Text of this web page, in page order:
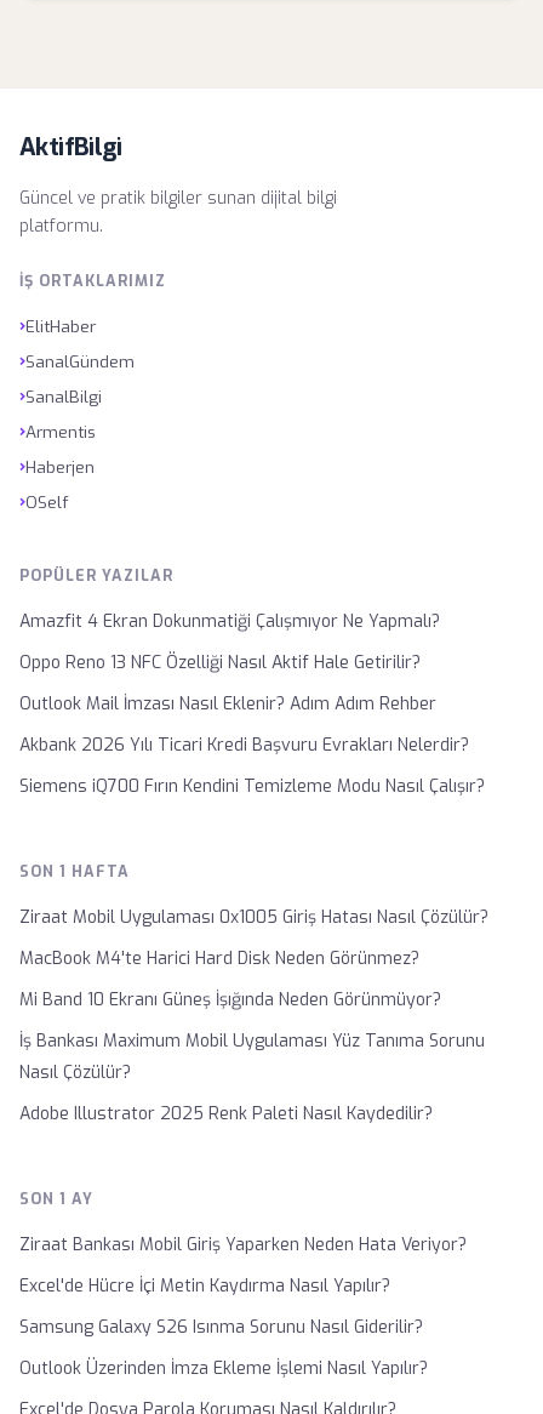
AktifBilgi
Güncel ve pratik bilgiler sunan dijital bilgi
platformu.
İŞ ORTAKLARIMIZ
›ElitHaber
›SanalGündem
›SanalBilgi
›Armentis
›Haberjen
›OSelf
POPÜLER YAZILAR
Amazfit 4 Ekran Dokunmatiği Çalışmıyor Ne Yapmalı?
Oppo Reno 13 NFC Özelliği Nasıl Aktif Hale Getirilir?
Outlook Mail İmzası Nasıl Eklenir? Adım Adım Rehber
Akbank 2026 Yılı Ticari Kredi Başvuru Evrakları Nelerdir?
Siemens iQ700 Fırın Kendini Temizleme Modu Nasıl Çalışır?
SON 1 HAFTA
Ziraat Mobil Uygulaması 0x1005 Giriş Hatası Nasıl Çözülür?
MacBook M4'te Harici Hard Disk Neden Görünmez?
Mi Band 10 Ekranı Güneş İşığında Neden Görünmüyor?
İş Bankası Maximum Mobil Uygulaması Yüz Tanıma Sorunu
Nasıl Çözülür?
Adobe Illustrator 2025 Renk Paleti Nasıl Kaydedilir?
SON 1 AY
Ziraat Bankası Mobil Giriş Yaparken Neden Hata Veriyor?
Excel'de Hücre İçi Metin Kaydırma Nasıl Yapılır?
Samsung Galaxy S26 Isınma Sorunu Nasıl Giderilir?
Outlook Üzerinden İmza Ekleme İşlemi Nasıl Yapılır?